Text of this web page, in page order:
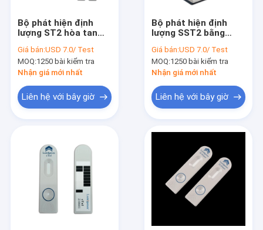
Các sản phẩm
Về chúng tôi
Tham quan nhà máy
Bộ phát hiện định
lượng ST2 hòa tan
miễn dịch huỳnh
quang
Giá bán:USD 7.0/ Test
MOQ:1250 bài kiểm tra
Nhận giá mới nhất
Liên hệ với bây giờ
Bộ phát hiện định
lượng SST2 bằng
TRFIA
Giá bán:USD 7.0/ Test
MOQ:1250 bài kiểm tra
Nhận giá mới nhất
Liên hệ với bây giờ